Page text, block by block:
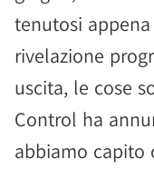
tenutosi
rivelazione
uscita, le cose
Control ha
abbiamo capito